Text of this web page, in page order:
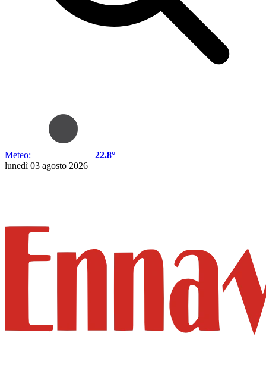
Meteo:
22.8°
lunedì 03 agosto 2026